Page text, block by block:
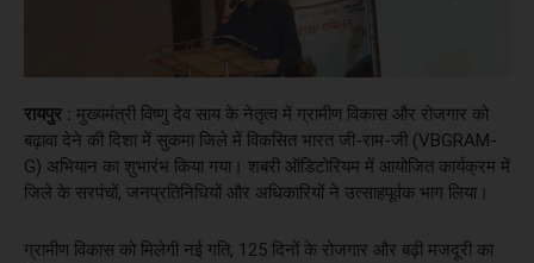
रायपुर : मुख्यमंत्री विष्णु देव साय के नेतृत्व में ग्रामीण विकास और रोजगार को
बढ़ावा देने की दिशा में सुकमा जिले में विकसित भारत जी-राम-जी (VBGRAM-
G) अभियान का शुभारंभ किया गया। शबरी ऑडिटोरियम में आयोजित कार्यक्रम में
जिले के सरपंचों, जनप्रतिनिधियों और अधिकारियों ने उत्साहपूर्वक भाग लिया।
ग्रामीण विकास को मिलेगी नई गति, 125 दिनों के रोजगार और बढ़ी मजदूरी का